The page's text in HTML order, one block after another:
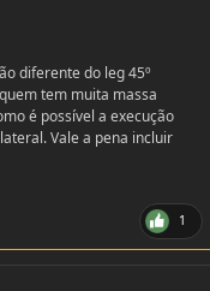
diferente do leg 45º
tem muita massa
é possível a execução
Vale a pena incluir
1